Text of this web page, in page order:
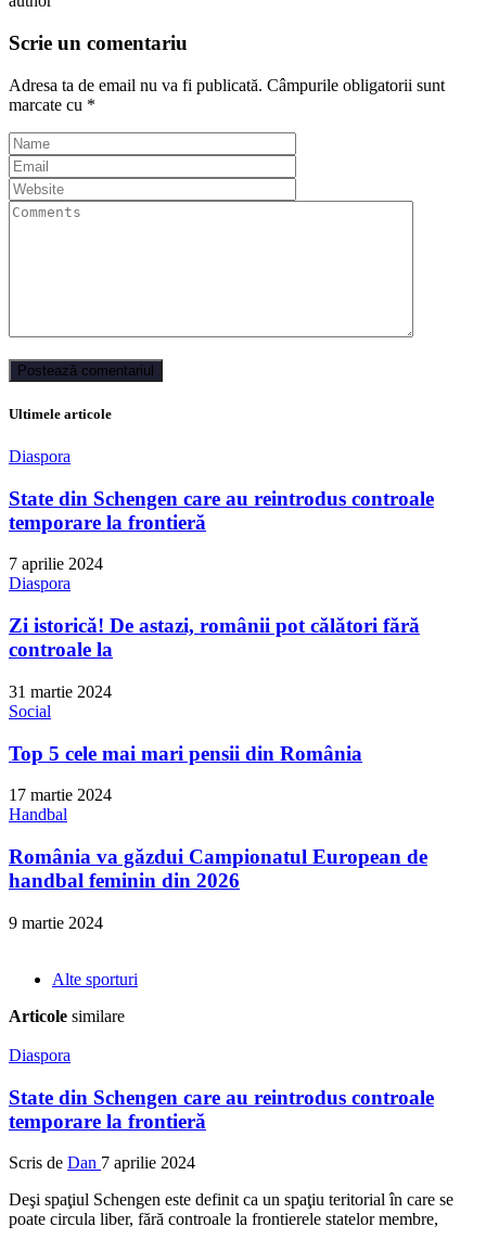
Scrie un comentariu
Adresa ta de email nu va fi publicată. Câmpurile obligatorii sunt
marcate cu *
Ultimele articole
Diaspora
State din Schengen care au reintrodus controale
temporare la frontieră
7 aprilie 2024
Diaspora
Zi istorică! De astazi, românii pot călători fără
controale la
31 martie 2024
Social
Top 5 cele mai mari pensii din România
17 martie 2024
Handbal
România va găzdui Campionatul European de
handbal feminin din 2026
9 martie 2024
Alte sporturi
Articole similare
Diaspora
State din Schengen care au reintrodus controale
temporare la frontieră
Scris de Dan 7 aprilie 2024
Deşi spaţiul Schengen este definit ca un spaţiu teritorial în care se
poate circula liber, fără controale la frontierele statelor membre,